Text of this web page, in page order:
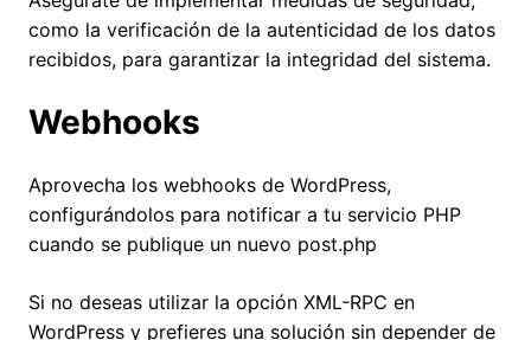
como la verificación de la autenticidad de los datos
recibidos, para garantizar la integridad del sistema.
Webhooks
Aprovecha los webhooks de WordPress,
configurándolos para notificar a tu servicio PHP
cuando se publique un nuevo post.php
Si no deseas utilizar la opción XML-RPC en
WordPress y prefieres una solución sin depender de